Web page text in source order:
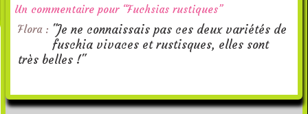
Un commentaire pour “Fuchsias rustiques”
Flora : "Je ne connaissais pas ces deux variétés de
fuschia vivaces et rustisques, elles sont
très belles !"